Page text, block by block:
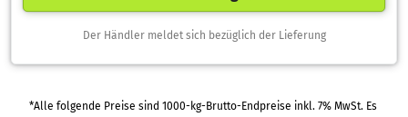
Der Händler meldet sich bezüglich der Lieferung
*Alle folgende Preise sind 1000-kg-Brutto-Endpreise inkl. 7% MwSt. Es